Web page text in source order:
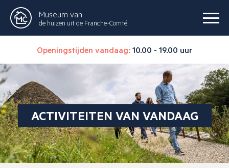
Museum van
de huizen uit de Franche-Comté
Openingstijden vandaag: 10.00 - 19.00 uur
ACTIVITEITEN VAN VANDAAG